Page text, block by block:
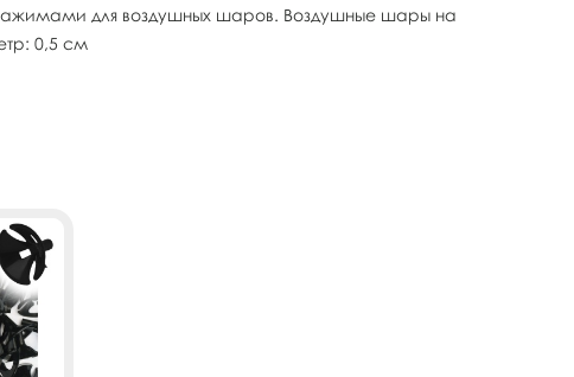
зажимами для воздушных шаров. Воздушные шары на
0,5 см